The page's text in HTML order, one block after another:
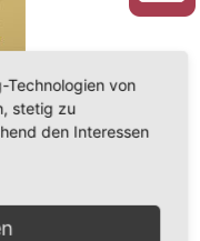
Technologien von
stetig zu
den Interessen